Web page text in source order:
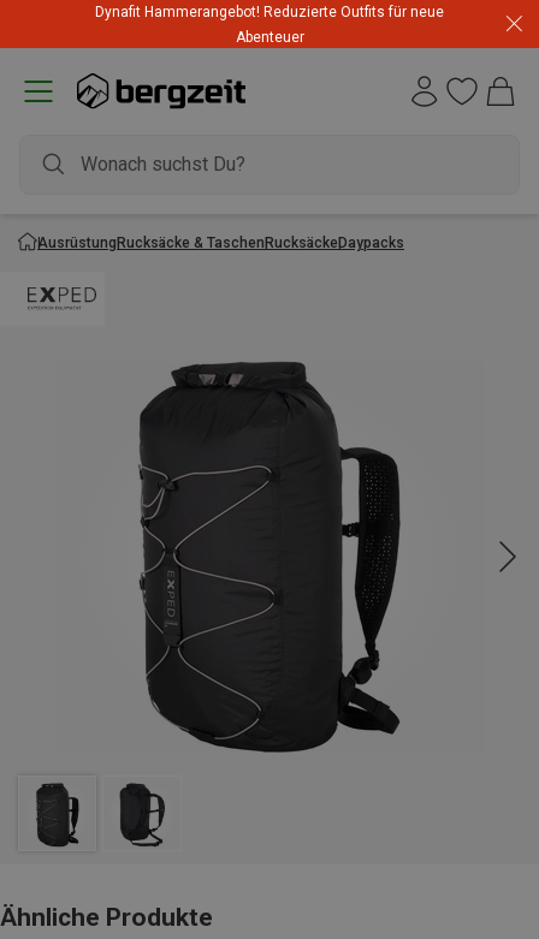
Dynafit Hammerangebot! Reduzierte Outfits für neue
Abenteuer
AusrüstungRucksäcke & TaschenRucksäckeDaypacks
Ähnliche Produkte